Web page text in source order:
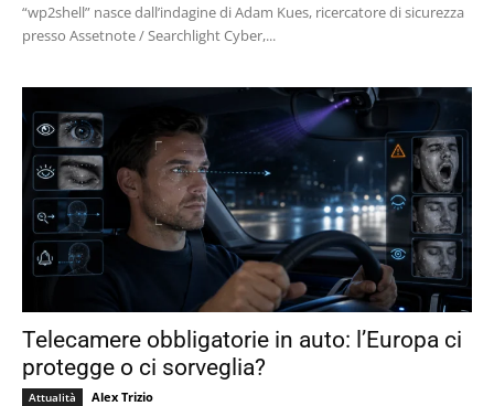
“wp2shell” nasce dall’indagine di Adam Kues, ricercatore di sicurezza
presso Assetnote / Searchlight Cyber,...
Telecamere obbligatorie in auto: l’Europa ci
protegge o ci sorveglia?
Attualità Alex Trizio